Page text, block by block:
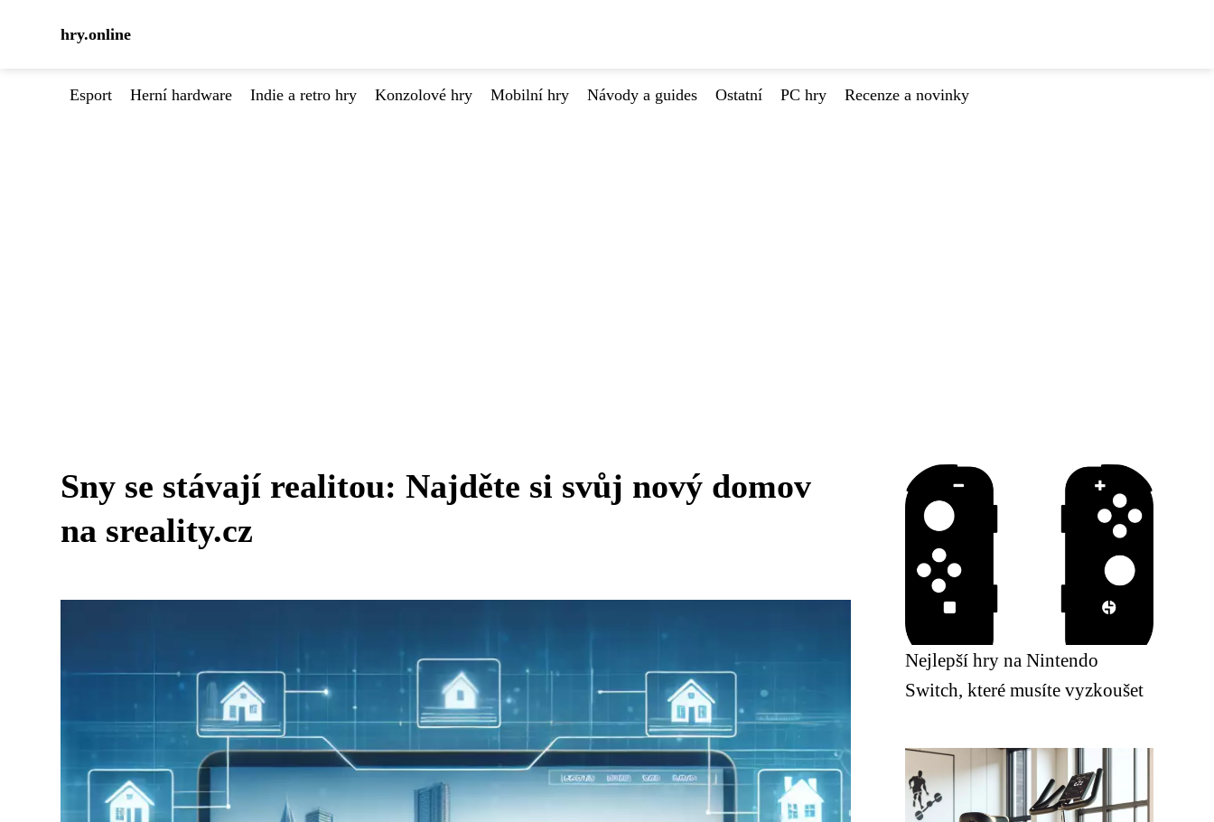
hry.online
Esport Herní hardware Indie a retro hry Konzolové hry Mobilní hry Návody a guides Ostatní PC hry Recenze a novinky
Sny se stávají realitou: Najděte si svůj nový domov
na sreality.cz
Nejlepší hry na Nintendo
Switch, které musíte vyzkoušet